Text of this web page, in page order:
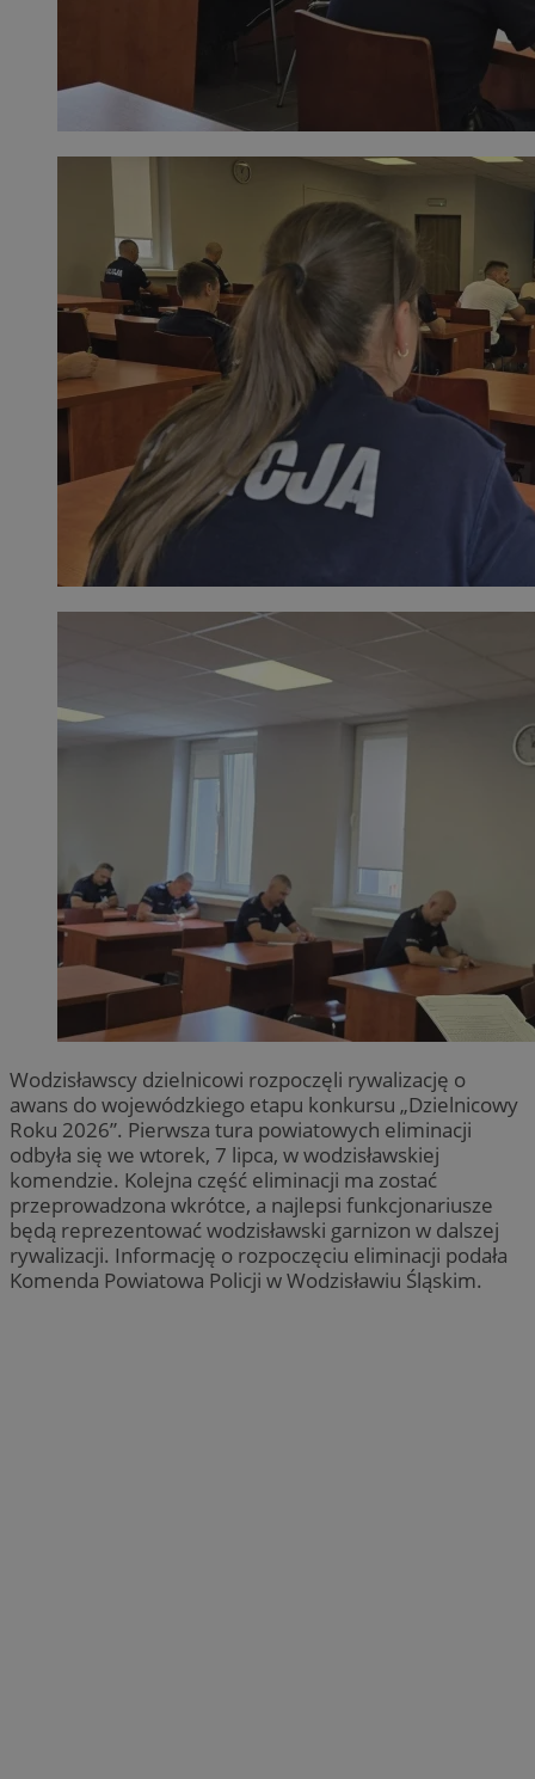
Wodzisławscy dzielnicowi rozpoczęli rywalizację o
awans do wojewódzkiego etapu konkursu „Dzielnicowy
Roku 2026”. Pierwsza tura powiatowych eliminacji
odbyła się we wtorek, 7 lipca, w wodzisławskiej
komendzie. Kolejna część eliminacji ma zostać
przeprowadzona wkrótce, a najlepsi funkcjonariusze
będą reprezentować wodzisławski garnizon w dalszej
rywalizacji. Informację o rozpoczęciu eliminacji podała
Komenda Powiatowa Policji w Wodzisławiu Śląskim.